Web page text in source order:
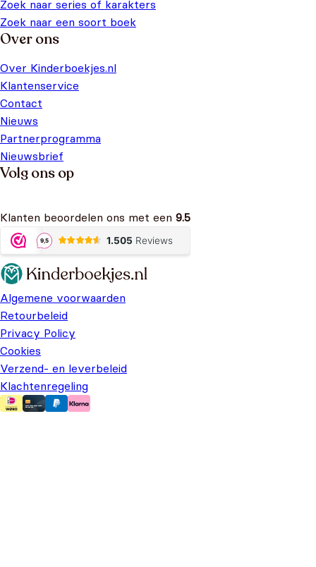
Zoek naar series of karakters
Zoek naar een soort boek
Over ons
Over Kinderboekjes.nl
Klantenservice
Contact
Nieuws
Partnerprogramma
Nieuwsbrief
Volg ons op
Klanten beoordelen ons met een 9.5
Algemene voorwaarden
Retourbeleid
Privacy Policy
Cookies
Verzend- en leverbeleid
Klachtenregeling